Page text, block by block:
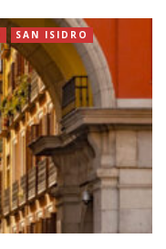
SAN ISIDRO